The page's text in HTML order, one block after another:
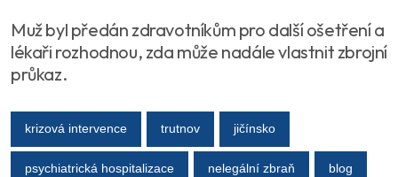
Muž byl předán zdravotníkům pro další ošetření a
lékaři rozhodnou, zda může nadále vlastnit zbrojní
průkaz.
krizová intervence trutnov jičínsko
psychiatrická hospitalizace nelegální zbraň blog